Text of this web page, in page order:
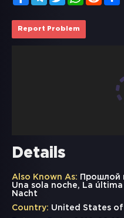
Report Problem
Details
Also Known As: Прошлой
Una sola noche, La
Nacht
Country: United States of